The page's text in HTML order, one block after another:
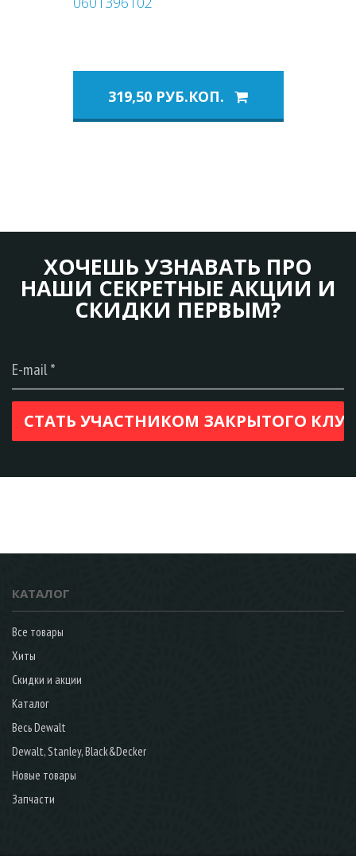
319,50 РУБ.КОП.
ХОЧЕШЬ УЗНАВАТЬ ПРО
НАШИ СЕКРЕТНЫЕ АКЦИИ И
СКИДКИ ПЕРВЫМ?
КАТАЛОГ
Все товары
Хиты
Скидки и акции
Каталог
Весь Dewalt
Dewalt, Stanley, Black&Decker
Новые товары
Запчасти